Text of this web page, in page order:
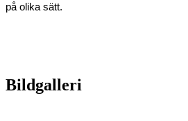
på olika sätt.
Bildgalleri